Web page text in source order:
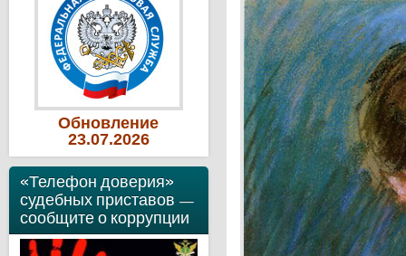
Обновление
23.07.2026
«Телефон доверия»
судебных приставов —
сообщите о коррупции